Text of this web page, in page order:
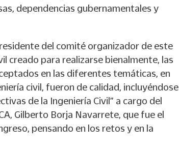
dependencias gubernamentales y
del comité organizador de este
creado para realizarse bienalmente, las
en las diferentes temáticas, en
civil, fueron de calidad, incluyéndose
de la Ingeniería Civil” a cargo del
Gilberto Borja Navarrete, que fue el
pensando en los retos y en la